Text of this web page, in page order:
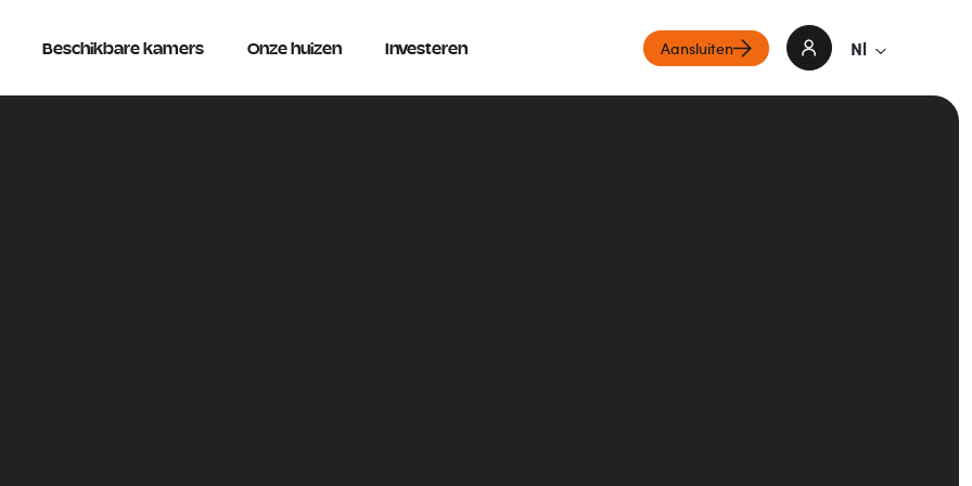
Beschikbare kamers Onze huizen Investeren Aansluiten Nl